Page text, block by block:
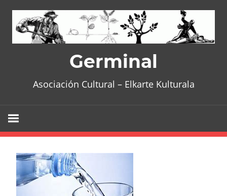
content
Germinal
Asociación Cultural – Elkarte Kulturala